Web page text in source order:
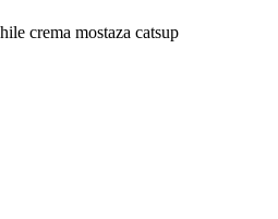
crema mostaza catsup